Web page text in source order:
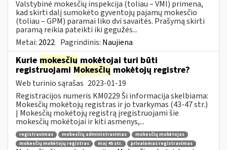
Valstybinė mokesčių inspekcija (toliau – VMI) primena,
kad skirti dalį sumokėto gyventojų pajamų mokesčio
(toliau – GPM) paramai liko dvi savaitės. Prašymą skirti
paramą reikia pateikti iki gegužės...
Metai: 2022 Pagrindinis: Naujiena
Kurie mokesčių mokėtojai turi būti
registruojamiMokesčių mokėtojų registre?
Web turinio sąrašas 2023-01-19
Registracijos numeris KM0229 Ši informacija skelbiama:
Mokesčių mokėtojų registras ir jo tvarkymas (43-47 str.)
Į Mokesčių mokėtojų registrą įregistruojami šie
mokesčių mokėtojai ir kiti asmenys,...
registravimas mokesčių administravimas
mokesčių mokėtojas
mokesčių mokėtojų registras
maį 45 str. privalomas registravimas